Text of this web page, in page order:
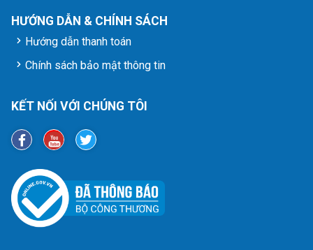
HƯỚNG DẪN & CHÍNH SÁCH
Hướng dẫn thanh toán
Chính sách bảo mật thông tin
KẾT NỐI VỚI CHÚNG TÔI